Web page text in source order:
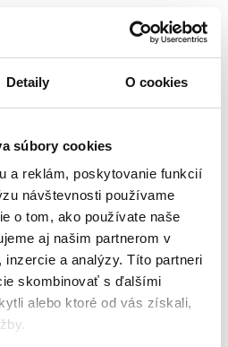
Detaily O cookies
súbory cookies
a reklám, poskytovanie funkcií
návštevnosti používame
o tom, ako používate naše
aj našim partnerom v
a analýzy. Títo partneri
skombinovať s ďalšími
alebo ktoré od vás získali,